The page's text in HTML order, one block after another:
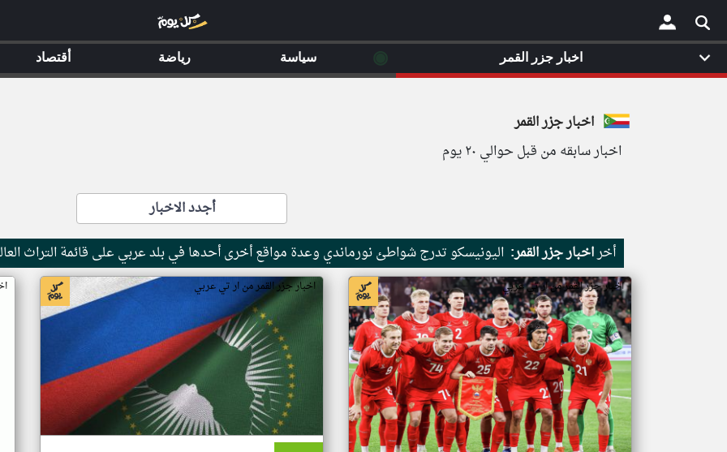
×
اخبار جزر القمر
اخبار سابقه من قبل حوالي ٢٠ يوم
أجدد الاخبار
أخراخبار جزر القمر: اليونيسكو تدرج شواطئ نورماندي وعدة مواقع أخرى أحدها في بلد عربي على قائمة التراث
اخبار جزر القمر من ار تي عربي اخبار جزر القمر من ار تي عربي
اخبار جزر القمر ◉ سياسة رياضة أقتصاد